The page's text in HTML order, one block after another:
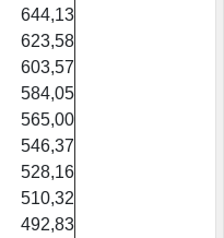
644,13
623,58
603,57
584,05
565,00
546,37
528,16
510,32
492,83